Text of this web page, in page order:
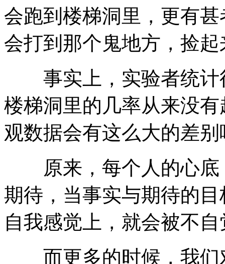
会跑到楼梯洞里，更有
会打到那个鬼地方，捡
事实上，实验者统计
楼梯洞里的几率从来没
观数据会有这么大的差别
原来，每个人的心底
期待，当事实与期待的
自我感觉上，就会被不
而更多的时候，我们